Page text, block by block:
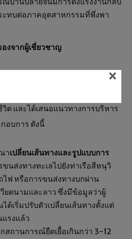
ะทบต่อภาคอุตสาหกรรมที่พึ่งพา
งจากผู้เชี่ยวชาญ
ารณ์ครั้งนี้มีความรุนแรงกว่า
ะวิหารในปี 2554 ทั้งในแง่พื้นที่
ต และได้เสนอแนวทางการบริหาร
อบการ ดังนี้
าเปลี่ยนเส้นทางและรูปแบบการ
ขนส่งทางทะเลไปยังท่าเรือสีหนุวิ
ไฟ หรือการขนส่งทางบกผ่าน
ยดนามและลาว ซึ่งมีข้อมูลว่าผู้
ด้เริ่มปรับตัวเปลี่ยนเส้นทางตั้งแต่
รงแล้ว
สถานการณ์ยืดเยื้อเกินกว่า 3-12
×